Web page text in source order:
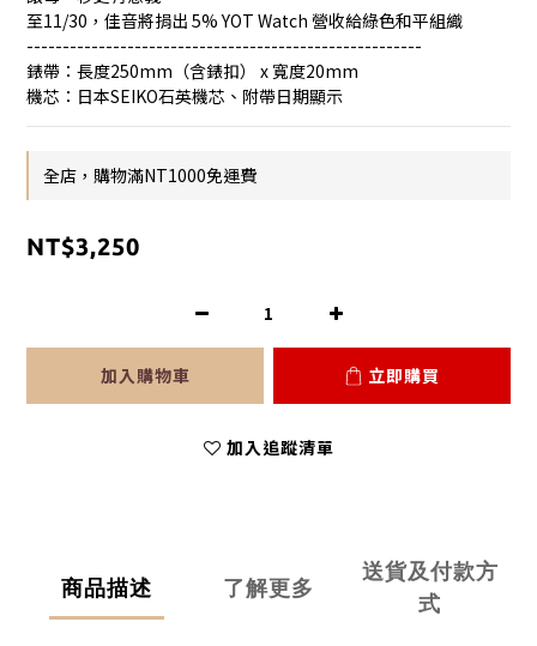
至11/30，佳音將捐出 5% YOT Watch 營收給綠色和平組織
-------------------------------------------------------
錶帶：長度250mm（含錶扣） x 寬度20mm
機芯：日本SEIKO石英機芯、附帶日期顯示
全店，購物滿NT1000免運費
NT$3,250
加入購物車 立即購買
加入追蹤清單
商品描述 了解更多
送貨及付款方
式